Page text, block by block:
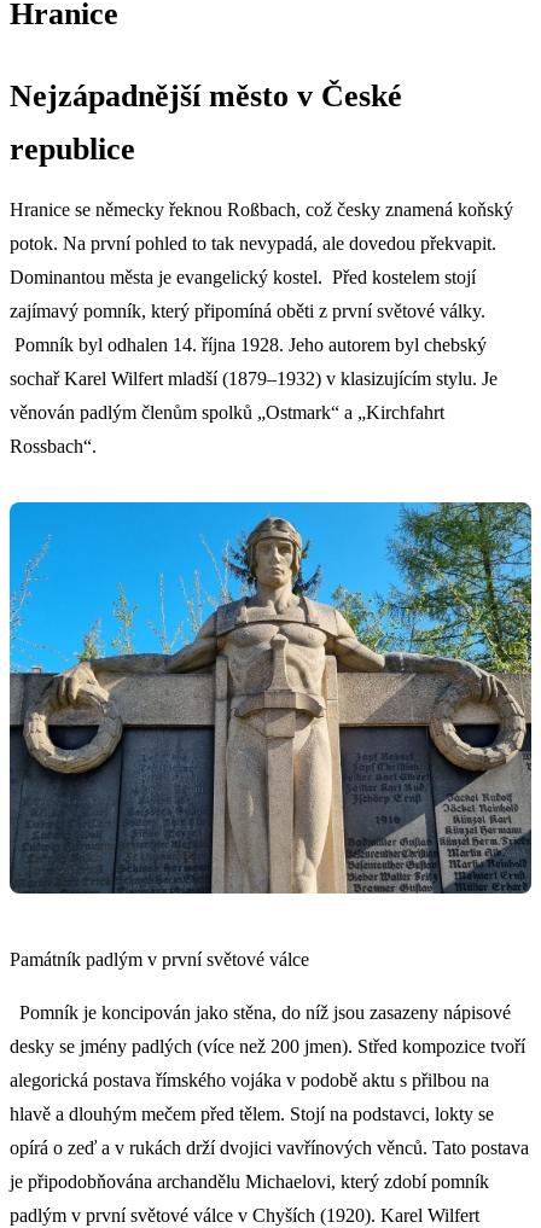
Hranice
Nejzápadnější město v České
republice
Hranice se německy řeknou Roßbach, což česky znamená koňský
potok. Na první pohled to tak nevypadá, ale dovedou překvapit.
Dominantou města je evangelický kostel. Před kostelem stojí
zajímavý pomník, který připomíná oběti z první světové války.
Pomník byl odhalen 14. října 1928. Jeho autorem byl chebský
sochař Karel Wilfert mladší (1879–1932) v klasizujícím stylu. Je
věnován padlým členům spolků „Ostmark“ a „Kirchfahrt
Rossbach“.
Památník padlým v první světové válce
Pomník je koncipován jako stěna, do níž jsou zasazeny nápisové
desky se jmény padlých (více než 200 jmen). Střed kompozice tvoří
alegorická postava římského vojáka v podobě aktu s přilbou na
hlavě a dlouhým mečem před tělem. Stojí na podstavci, lokty se
opírá o zeď a v rukách drží dvojici vavřínových věnců. Tato postava
je připodobňována archandělu Michaelovi, který zdobí pomník
padlým v první světové válce v Chyších (1920). Karel Wilfert